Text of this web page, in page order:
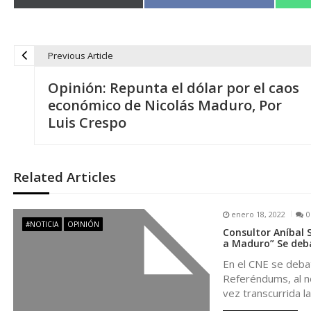
en
e
g
Previous Article
Opinión: Repunta el dólar por el caos
económico de Nicolás Maduro, Por
Luis Crespo
Related Articles
#NOTICIA OPINIÓN
enero 18, 2022 0
Consultor Aníbal
a Maduro” Se
En el CNE se
Referéndums, al
vez transcurrida